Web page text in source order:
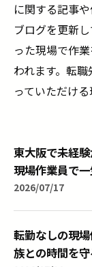
に関する記事
ブログを更新
った現場で作
われます。転
っていただけ
東大阪で未経
現場作業員で
2026/07/17
転勤なしの現
族との時間を